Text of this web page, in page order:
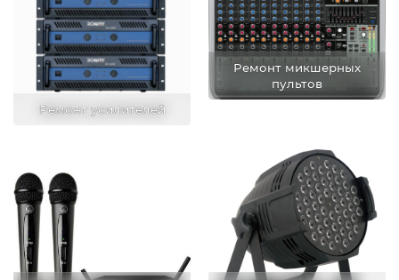
Ремонт усилителей
Ремонт микшерных
пультов